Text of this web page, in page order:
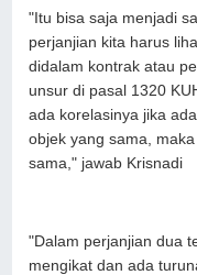
"Itu bisa saja menjadi
perjanjian kita harus
didalam kontrak atau
unsur di pasal 1320
ada korelasinya jika
objek yang sama,
sama," jawab Krisnadi
"Dalam perjanjian dua
mengikat dan ada